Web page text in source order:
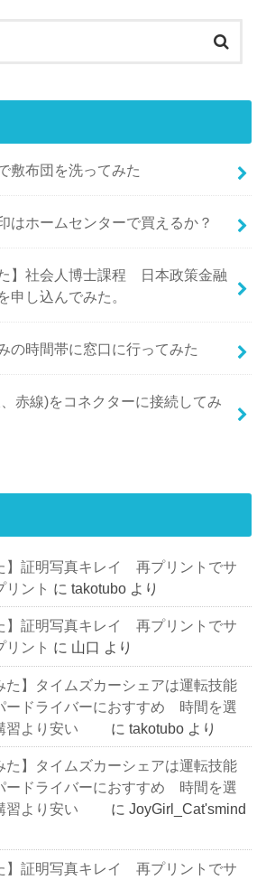
敷布団を洗ってみた
はホームセンターで買えるか？
】社会人博士課程 日本政策金融
申し込んでみた。
時間帯に窓口に行ってみた
赤線)をコネクターに接続してみ
】証明写真キレイ 再プリントでサ
リント にtakotubo より
】証明写真キレイ 再プリントでサ
リント に 山口 より
た】タイムズカーシェアは運転技能
ードライバーにおすすめ 時間を選
習より安い
にtakotubo より
た】タイムズカーシェアは運転技能
ードライバーにおすすめ 時間を選
習より安い
にJoyGirl_Cat'smind
】証明写真キレイ 再プリントでサ